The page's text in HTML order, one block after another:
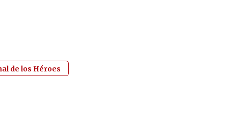
de los Héroes